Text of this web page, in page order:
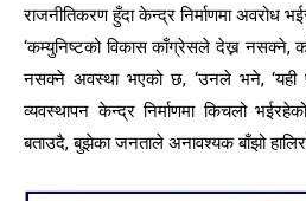
राजनीतिकरण हुँदा केन्द्र निर्माणमा अवरोध
‘कम्युनिष्टको विकास काँग्रेसले देख्न नसक्ने,
नसक्ने अवस्था भएको छ, ‘उनले भने, ‘यही
व्यवस्थापन केन्द्र निर्माणमा किचलो
बताउदै, बुझेका जनताले अनावश्यक बाँझो